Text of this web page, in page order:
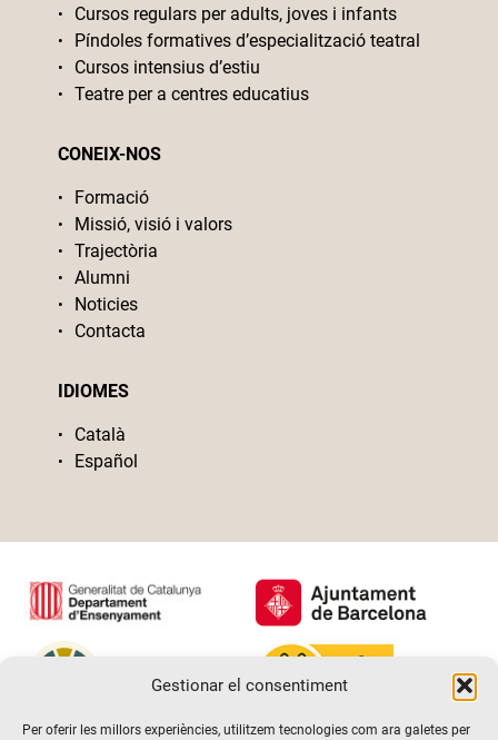
Gestionar el consentiment
Per oferir les millors experiències, utilitzem tecnologies com ara galetes per
Cursos regulars per adults, joves i infants
Píndoles formatives d’especialització teatral
Cursos intensius d’estiu
Teatre per a centres educatius
CONEIX-NOS
Formació
Missió, visió i valors
Trajectòria
Alumni
Noticies
Contacta
IDIOMES
Català
Español